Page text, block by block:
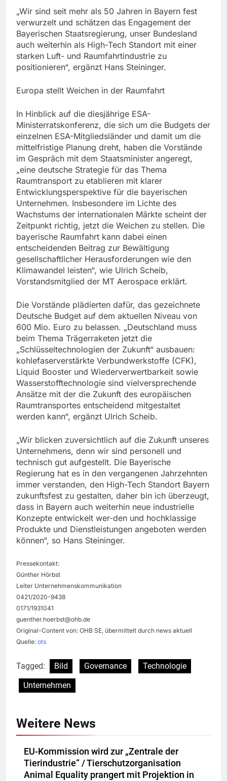
„Wir sind seit mehr als 50 Jahren in Bayern fest
verwurzelt und schätzen das Engagement der
Bayerischen Staatsregierung, unser Bundesland
auch weiterhin als High-Tech Standort mit einer
starken Luft- und Raumfahrtindustrie zu
positionieren“, ergänzt Hans Steininger.
Europa stellt Weichen in der Raumfahrt
In Hinblick auf die diesjährige ESA-
Ministerratskonferenz, die sich um die Budgets der
einzelnen ESA-Mitgliedsländer und damit um die
mittelfristige Planung dreht, haben die Vorstände
im Gespräch mit dem Staatsminister angeregt,
„eine deutsche Strategie für das Thema
Raumtransport zu etablieren mit klarer
Entwicklungsperspektive für die bayerischen
Unternehmen. Insbesondere im Lichte des
Wachstums der internationalen Märkte scheint der
Zeitpunkt richtig, jetzt die Weichen zu stellen. Die
bayerische Raumfahrt kann dabei einen
entscheidenden Beitrag zur Bewältigung
gesellschaftlicher Herausforderungen wie den
Klimawandel leisten“, wie Ulrich Scheib,
Vorstandsmitglied der MT Aerospace erklärt.
Die Vorstände plädierten dafür, das gezeichnete
Deutsche Budget auf dem aktuellen Niveau von
600 Mio. Euro zu belassen. „Deutschland muss
beim Thema Trägerraketen jetzt die
„Schlüsseltechnologien der Zukunft“ ausbauen:
kohlefaserverstärkte Verbundwerkstoffe (CFK),
Liquid Booster und Wiederverwertbarkeit sowie
Wasserstofftechnologie sind vielversprechende
Ansätze mit der die Zukunft des europäischen
Raumtransportes entscheidend mitgestaltet
werden kann“, ergänzt Ulrich Scheib.
„Wir blicken zuversichtlich auf die Zukunft unseres
Unternehmens, denn wir sind personell und
technisch gut aufgestellt. Die Bayerische
Regierung hat es in den vergangenen Jahrzehnten
immer verstanden, den High-Tech Standort Bayern
zukunftsfest zu gestalten, daher bin ich überzeugt,
dass in Bayern auch weiterhin neue industrielle
Konzepte entwickelt wer-den und hochklassige
Produkte und Dienstleistungen angeboten werden
können“, so Hans Steininger.
Pressekontakt:
Günther Hörbst
Leiter Unternehmenskommunikation
0421/2020-9438
0171/1931041
guenther.hoerbst@ohb.de
Original-Content von: OHB SE, übermittelt durch news aktuell
Quelle: ots
Tagged: Bild Governance
Technologie
Unternehmen
Weitere News
EU-Kommission wird zur „Zentrale der
Tierindustrie“ / Tierschutzorganisation
Animal Equality prangert mit Projektion in